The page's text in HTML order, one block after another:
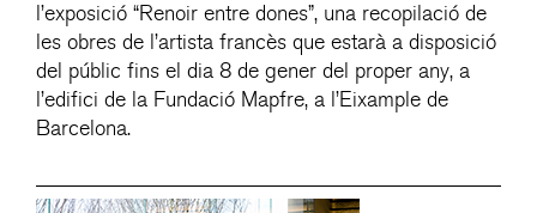
l’exposició “Renoir entre dones”, una recopilació de
les obres de l’artista francès que estarà a disposició
del públic fins el dia 8 de gener del proper any, a
l’edifici de la Fundació Mapfre, a l’Eixample de
Barcelona.